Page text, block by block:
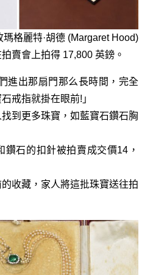
格麗特·胡德 (Margaret Hood)
賣會上拍得 17,800 英鎊。
進出那扇門那么長時間，完全
戒指就掛在眼前!」
到更多珠寶，如藍寶石鑽石胸
石的扣針被拍賣成交價14，
收藏，家人將這批珠寶送往拍